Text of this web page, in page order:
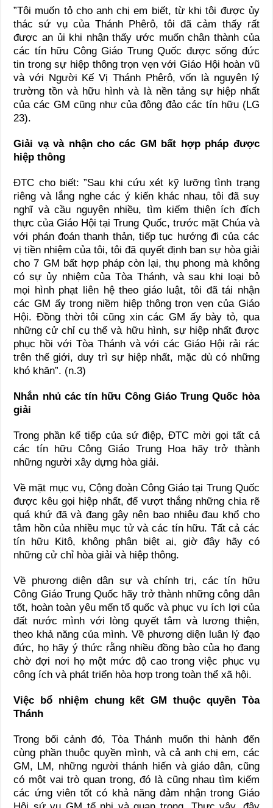
”Tôi muốn tỏ cho anh chị em biết, từ khi tôi được ủy
thác sứ vụ của Thánh Phêrô, tôi đã cảm thấy rất
được an ủi khi nhận thấy ước muốn chân thành của
các tín hữu Công Giáo Trung Quốc được sống đức
tin trong sự hiệp thông trọn vẹn với Giáo Hội hoàn vũ
và với Người Kế Vị Thánh Phêrô, vốn là nguyên lý
trường tồn và hữu hình và là nền tảng sự hiệp nhất
của các GM cũng như của đông đảo các tín hữu (LG
23).
Giải vạ và nhận cho các GM bất hợp pháp được
hiệp thông
ĐTC cho biết: ”Sau khi cứu xét kỹ lưỡng tình trạng
riêng và lắng nghe các ý kiến khác nhau, tôi đã suy
nghĩ và cầu nguyện nhiều, tìm kiếm thiện ích đích
thực của Giáo Hội tại Trung Quốc, trước mặt Chúa và
với phán đoán thanh thản, tiếp tục hướng đi của các
vị tiền nhiệm của tôi, tôi đã quyết định ban sự hòa giải
cho 7 GM bất hợp pháp còn lại, thụ phong mà không
có sự ủy nhiệm của Tòa Thánh, và sau khi loại bỏ
mọi hình phạt liên hệ theo giáo luật, tôi đã tái nhận
các GM ấy trong niềm hiệp thông trọn vẹn của Giáo
Hội. Đồng thời tôi cũng xin các GM ấy bày tỏ, qua
những cử chỉ cụ thể và hữu hình, sự hiệp nhất được
phục hồi với Tòa Thánh và với các Giáo Hội rải rác
trên thế giới, duy trì sự hiệp nhất, mặc dù có những
khó khăn”. (n.3)
Nhắn nhủ các tín hữu Công Giáo Trung Quốc hòa
giải
Trong phần kế tiếp của sứ điệp, ĐTC mời gọi tất cả
các tín hữu Công Giáo Trung Hoa hãy trở thành
những người xây dựng hòa giải.
Về mặt mục vụ, Cộng đoàn Công Giáo tại Trung Quốc
được kêu gọi hiệp nhất, để vượt thắng những chia rẽ
quá khứ đã và đang gây nên bao nhiêu đau khổ cho
tâm hồn của nhiều mục tử và các tín hữu. Tất cả các
tín hữu Kitô, không phân biệt ai, giờ đây hãy có
những cử chỉ hòa giải và hiệp thông.
Về phương diện dân sự và chính trị, các tín hữu
Công Giáo Trung Quốc hãy trở thành những công dân
tốt, hoàn toàn yêu mến tổ quốc và phục vụ ích lợi của
đất nước mình với lòng quyết tâm và lương thiện,
theo khả năng của mình. Về phương diện luân lý đạo
đức, họ hãy ý thức rằng nhiều đồng bào của họ đang
chờ đợi nơi họ một mức độ cao trong việc phục vụ
công ích và phát triển hòa hợp trong toàn thể xã hội.
Việc bổ nhiệm chung kết GM thuộc quyền Tòa
Thánh
Trong bối cảnh đó, Tòa Thánh muốn thi hành đến
cùng phần thuộc quyền mình, và cả anh chị em, các
GM, LM, những người thánh hiến và giáo dân, cũng
có một vai trò quan trọng, đó là cũng nhau tìm kiếm
các ứng viên tốt có khả năng đảm nhận trong Giáo